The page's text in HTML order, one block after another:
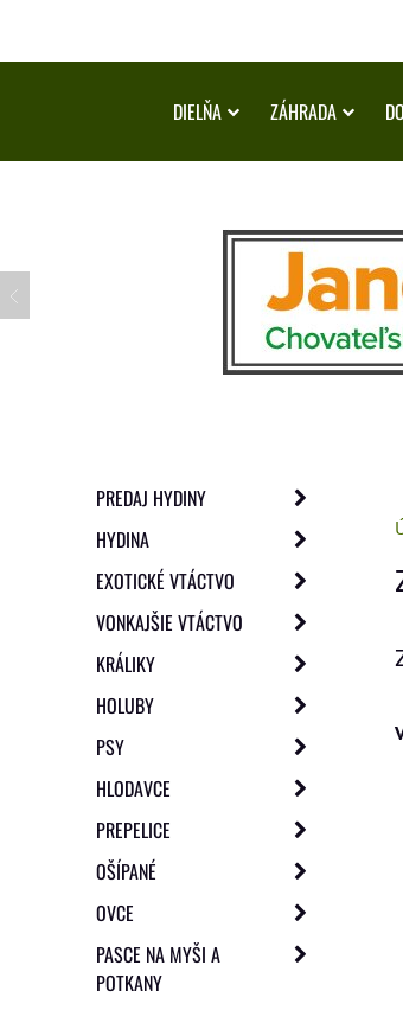
DIELŇA ZÁHRADA
PREDAJ HYDINY
HYDINA
EXOTICKÉ VTÁCTVO
VONKAJŠIE VTÁCTVO
KRÁLIKY
HOLUBY
PSY
HLODAVCE
PREPELICE
OŠÍPANÉ
OVCE
PASCE NA MYŠI A
POTKANY